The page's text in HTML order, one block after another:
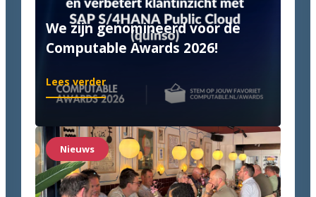
We zijn genomineerd voor de
Computable Awards 2026!
Lees verder:
We
genomineerd
voor
de
Computable
Awards
Nieuws